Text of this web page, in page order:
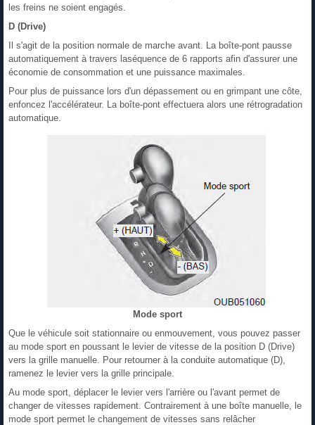
les freins ne soient engagés.
D (Drive)
Il s'agit de la position normale de marche avant. La boîte-pont pausse
automatiquement à travers laséquence de 6 rapports afin d'assurer une
économie de consommation et une puissance maximales.
Pour plus de puissance lors d'un dépassement ou en grimpant une côte,
enfoncez l'accélérateur. La boîte-pont effectuera alors une rétrogradation
automatique.
Mode sport
Que le véhicule soit stationnaire ou enmouvement, vous pouvez passer
au mode sport en poussant le levier de vitesse de la position D (Drive)
vers la grille manuelle. Pour retourner à la conduite automatique (D),
ramenez le levier vers la grille principale.
Au mode sport, déplacer le levier vers l'arrière ou l'avant permet de
changer de vitesses rapidement. Contrairement à une boîte manuelle, le
mode sport permet le changement de vitesses sans relâcher